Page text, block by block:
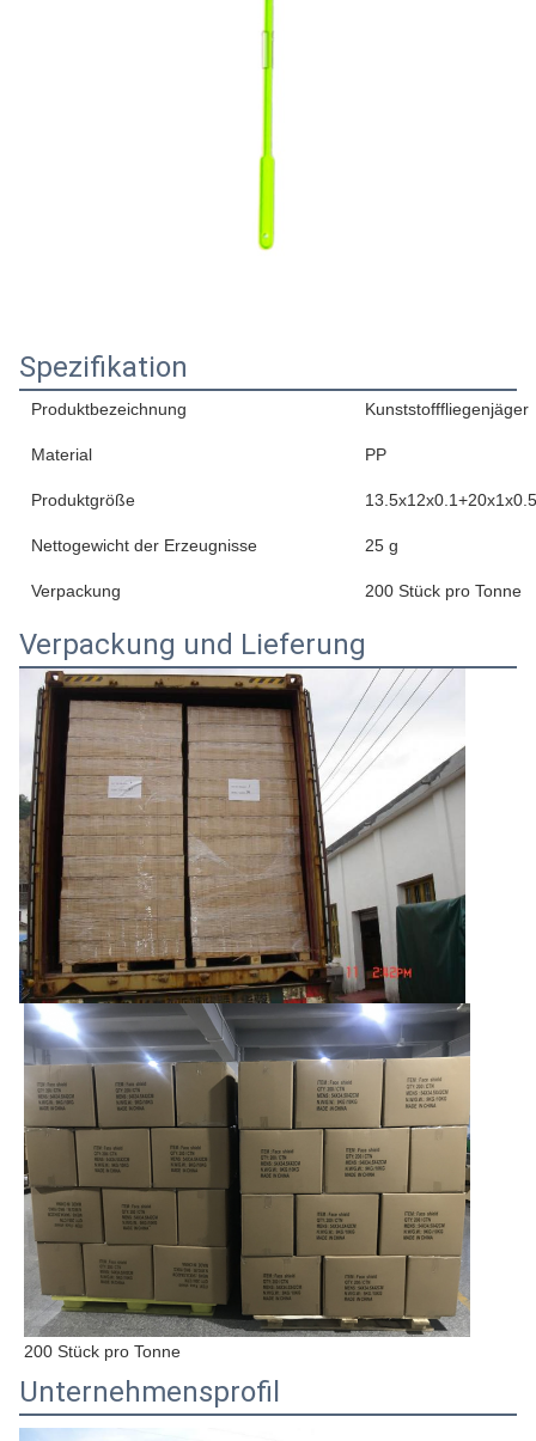
Spezifikation
Produktbezeichnung Kunststofffliegenjäger
Material PP
Produktgröße
Nettogewicht der Erzeugnisse 25 g
Verpackung 200 Stück pro Tonne
Verpackung und Lieferung
200 Stück pro Tonne
Unternehmensprofil